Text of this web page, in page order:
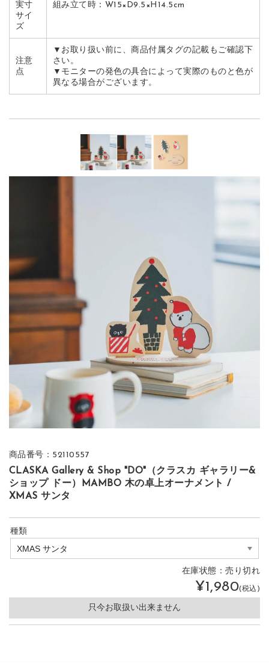
実寸
サイ
ズ
組み立て時：W15×D9.5×H14.5cm
注意
点
▼お取り扱い前に、商品付属タグの記載もご確認下
さい。
▼モニターの発色の具合によって実際のものと色が
異なる場合がございます。
商品番号：52110557
CLASKA Gallery & Shop "DO"（クラスカ ギャラリー&
ショップ ドー）MAMBO 木の卓上オーナメント /
XMAS サンタ
種類
在庫状態：売り切れ
¥1,980(税込)
只今お取扱い出来ません